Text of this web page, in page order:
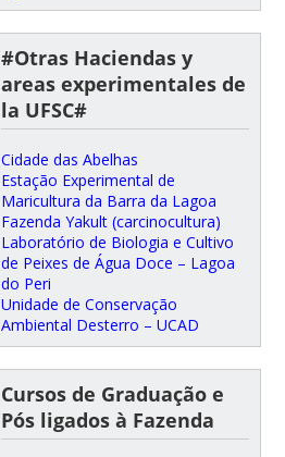
#Otras Haciendas y
areas experimentales de
la UFSC#
Cidade das Abelhas
Estação Experimental de
Maricultura da Barra da Lagoa
Fazenda Yakult (carcinocultura)
Laboratório de Biologia e Cultivo
de Peixes de Água Doce – Lagoa
do Peri
Unidade de Conservação
Ambiental Desterro – UCAD
Cursos de Graduação e
Pós ligados à Fazenda